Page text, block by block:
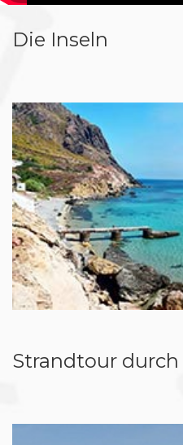
Die Inseln
Strandtour durch